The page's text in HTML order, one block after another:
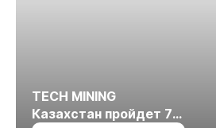
TECH MINING
Казахстан пройдет 7